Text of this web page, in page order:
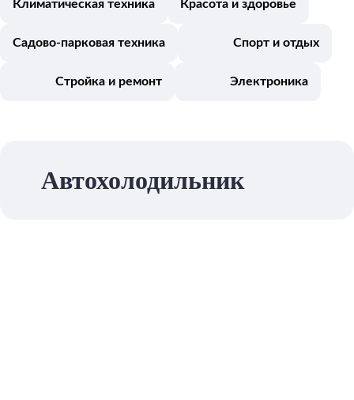
Климатическая техника Красота и здоровье
Садово-парковая техника Спорт и отдых
Стройка и ремонт Электроника
Автохолодильник